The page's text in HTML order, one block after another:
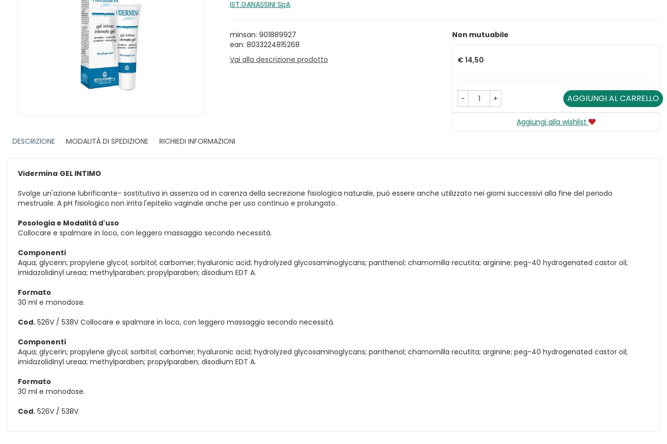
IST.GANASSINI SpA
minsan: 901889927
ean: 8033224815268
Vai alla descrizione prodotto
Non mutuabile
€ 14,50
- + AGGIUNGI AL CARRELLO
Aggiungi alla wishlist
DESCRIZIONE
MODALITÀ DI SPEDIZIONE RICHIEDI INFORMAZIONI
Vidermina GEL INTIMO
Svolge un'azione lubrificante- sostitutiva in assenza od in carenza della secrezione fisiologica naturale, puó essere anche utilizzato nei giorni successivi alla fine del periodo
mestruale. A pH fisiologico non irrita l'epitelio vaginale anche per uso continuo e prolungato.
Posologia e Modalità d'uso
Collocare e spalmare in loco, con leggero massaggio secondo necessitá.
Componenti
Aqua; glycerin; propylene glycol; sorbitol; carbomer; hyaluronic acid; hydrolyzed glycosaminoglycans; panthenol; chamomilla recutita; arginine; peg-40 hydrogenated castor oil;
imidazolidinyl ureaa; methylparaben; propylparaben; disodium EDT A.
Formato
30 ml e monodose.
Cod. 526V / 538V Collocare e spalmare in loco, con leggero massaggio secondo necessitá.
Componenti
Aqua; glycerin; propylene glycol; sorbitol; carbomer; hyaluronic acid; hydrolyzed glycosaminoglycans; panthenol; chamomilla recutita; arginine; peg-40 hydrogenated castor oil;
imidazolidinyl ureaa; methylparaben; propylparaben; disodium EDT A.
Formato
30 ml e monodose.
Cod. 526V / 538V